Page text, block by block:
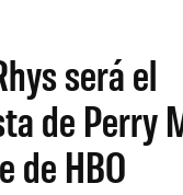
será el
de Perry
de HBO